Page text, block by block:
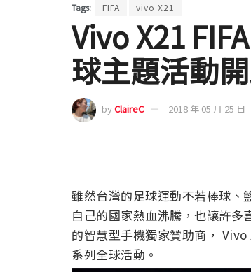
Tags: FIFA vivo X21
Vivo X21
球主題活動
byClaireC 2018 年 05 月 25 日
雖然台灣的足球運動不若棒球、
自己的國家熱血沸騰，也讓許多
的智慧型手機獨家贊助商，
系列全球活動。